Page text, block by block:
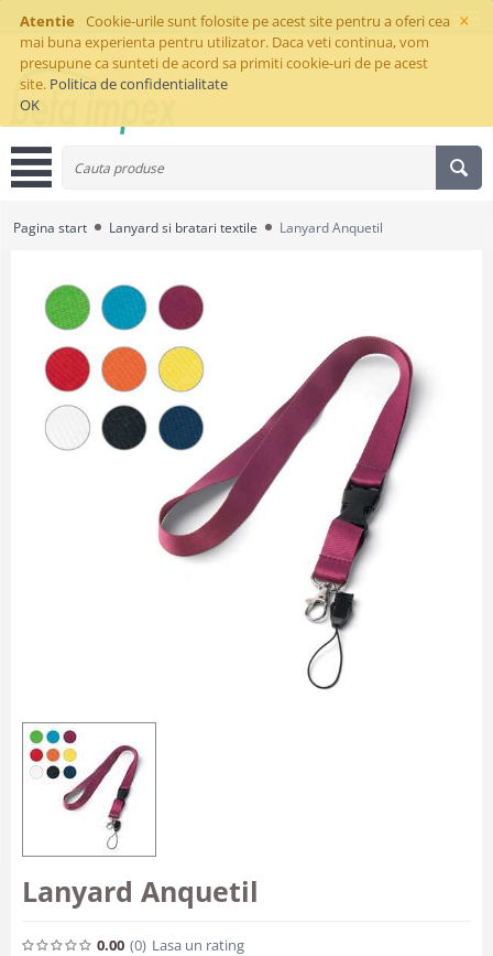
×
Atentie
Cookie-urile sunt folosite pe acest site pentru a oferi cea
mai buna experienta pentru utilizator. Daca veti continua, vom
presupune ca sunteti de acord sa primiti cookie-uri de pe acest
site. Politica de confidentialitate
OK
Pagina start Lanyard si bratari textile Lanyard Anquetil
Lanyard Anquetil
0.00 (0) Lasa un rating